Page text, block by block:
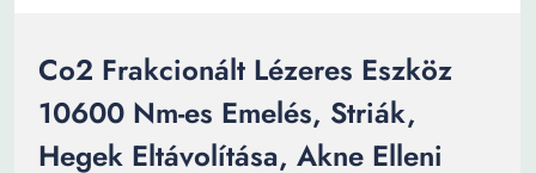
Co2 Frakcionált Lézeres Eszköz
10600 Nm-es Emelés, Striák,
Hegek Eltávolítása, Akne Elleni